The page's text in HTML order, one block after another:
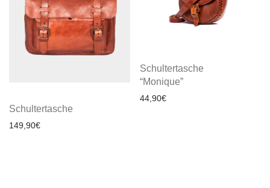
Schultertasche
149,90€
Schultertasche
“Monique”
44,90€